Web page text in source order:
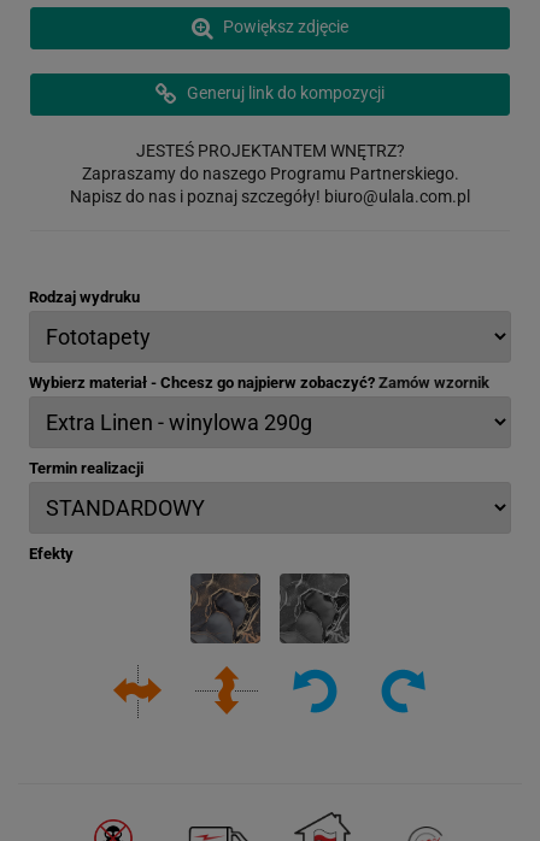
Powiększ zdjęcie
Generuj link do kompozycji
JESTEŚ PROJEKTANTEM WNĘTRZ?
Zapraszamy do naszego Programu Partnerskiego.
Napisz do nas i poznaj szczegóły! biuro@ulala.com.pl
Rodzaj wydruku
Wybierz materiał - Chcesz go najpierw zobaczyć? Zamów wzornik
Termin realizacji
Efekty